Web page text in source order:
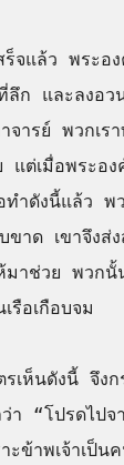
ร็จแล้ว พระอ
ลึก และลงอ
จารย์ พวกเร
แต่เมื่อพระอ
ทำดังนี้แล้ว พ
ขาด เขาจึงส่
มาช่วย พวกนั้
รือเกือบจม
รเห็นดังนี้ จึง
า “โปรดไปจ
ะข้าพเจ้าเป็น